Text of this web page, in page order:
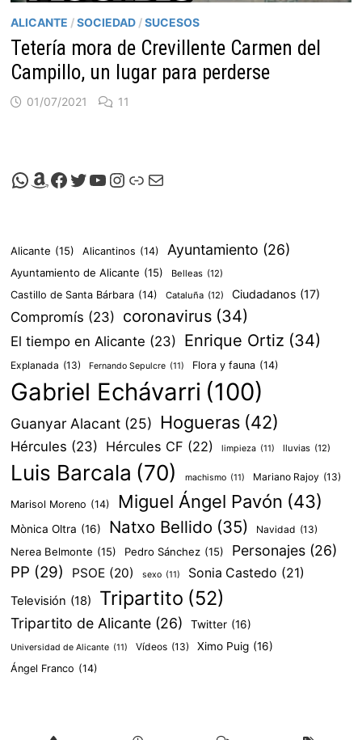
ALICANTE /SOCIEDAD /SUCESOS
Tetería mora de Crevillente Carmen del
Campillo, un lugar para perderse
01/07/2021 11
Canal de Whatsapp de Viscalacant
Comprar en Amazon
Facebook de Viscalacant
Twitter de Viscalacant
Canal de Youtube de Viscalacant
Instagram de Viscalacant
Viscalacant en Polkaverse
Correo electrónico
Alicante (15) Alicantinos (14) Ayuntamiento (26)
Ayuntamiento de Alicante (15) Belleas (12)
Castillo de Santa Bárbara (14) Cataluña (12) Ciudadanos (17)
Compromís (23) coronavirus (34)
El tiempo en Alicante (23) Enrique Ortiz (34)
Explanada (13) Fernando Sepulcre (11) Flora y fauna (14)
Gabriel Echávarri (100)
Guanyar Alacant (25) Hogueras (42)
Hércules (23) Hércules CF (22) limpieza (11) lluvias (12)
Luis Barcala (70) machismo (11) Mariano Rajoy (13)
Marisol Moreno (14) Miguel Ángel Pavón (43)
Mònica Oltra (16) Natxo Bellido (35) Navidad (13)
Nerea Belmonte (15) Pedro Sánchez (15) Personajes (26)
PP (29) PSOE (20) sexo (11) Sonia Castedo (21)
Televisión (18) Tripartito (52)
Tripartito de Alicante (26) Twitter (16)
Universidad de Alicante (11) Vídeos (13) Ximo Puig (16)
Ángel Franco (14)